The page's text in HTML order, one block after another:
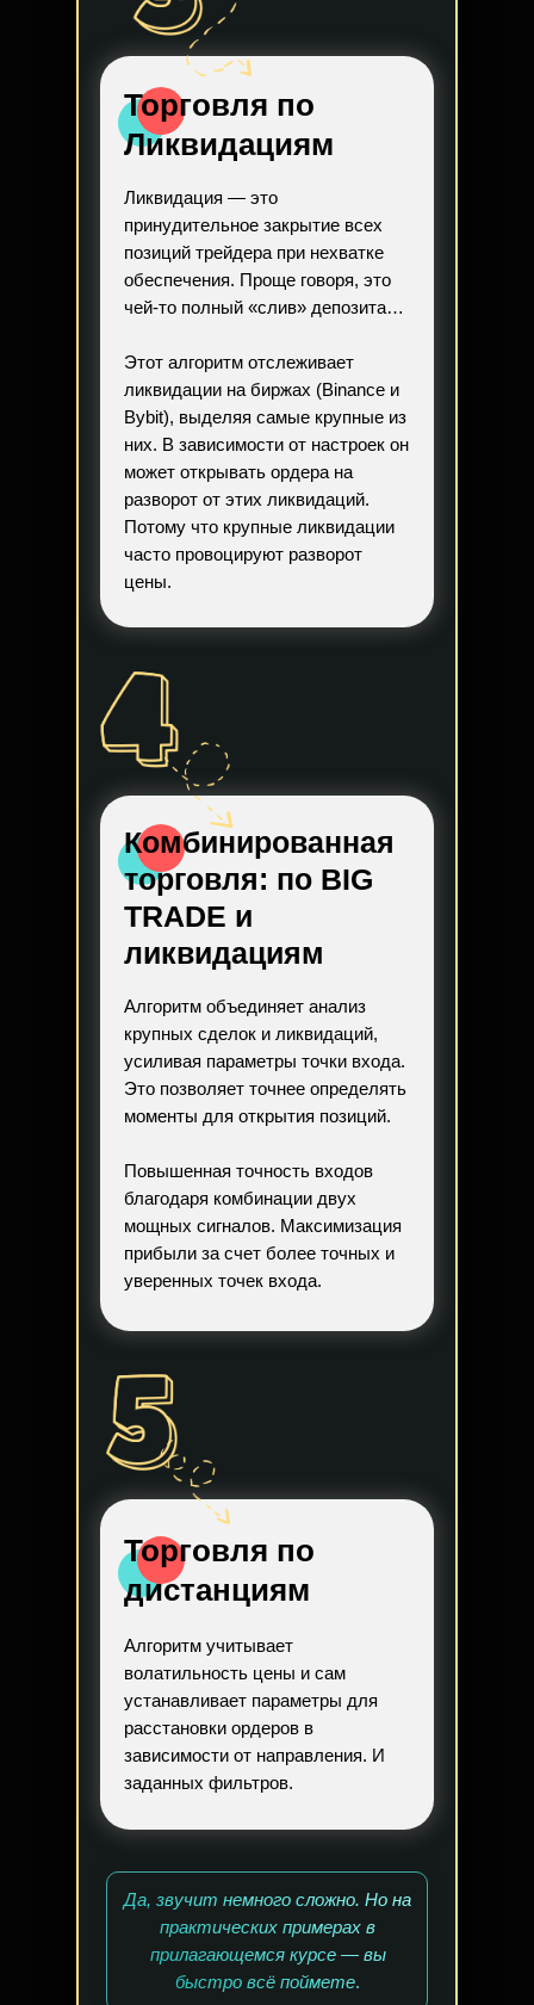
Ликвидация — это
принудительное закрытие всех
позиций трейдера при нехватке
обеспечения. Проще говоря, это
чей-то полный «слив» депозита…
Этот алгоритм отслеживает
ликвидации на биржах (Binance и
Bybit), выделяя самые крупные из
них. В зависимости от настроек он
может открывать ордера на
разворот от этих ликвидаций.
Потому что крупные ликвидации
часто провоцируют разворот
цены.
Алгоритм объединяет анализ
крупных сделок и ликвидаций,
усиливая параметры точки входа.
Это позволяет точнее определять
моменты для открытия позиций.
Повышенная точность входов
благодаря комбинации двух
мощных сигналов. Максимизация
прибыли за счет более точных и
уверенных точек входа.
Да, звучит немного сложно. Но на
практических примерах в
прилагающемся курсе — вы
быстро всё поймете.
Алгоритм учитывает
волатильность цены и сам
устанавливает параметры для
расстановки ордеров в
зависимости от направления. И
заданных фильтров.
Торговля по
Ликвидациям
Комбинированная
торговля: по BIG
TRADE и
ликвидациям
Торговля по
дистанциям